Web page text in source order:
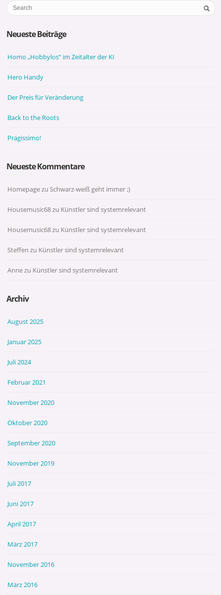
Neueste Beiträge
Homo „Hobbylos“ im Zeitalter der KI
Hero Handy
Der Preis für Veränderung
Back to the Roots
Pragissimo!
Neueste Kommentare
HomepagezuSchwarz-weiß geht immer ;)
Housemusic68zu Künstler sind systemrelevant
Housemusic68zu Künstler sind systemrelevant
Steffen zu Künstler sind systemrelevant
Annezu Künstler sind systemrelevant
Archiv
August 2025
Januar 2025
Juli 2024
Februar 2021
November 2020
Oktober 2020
September 2020
November 2019
Juli 2017
Juni 2017
April 2017
März 2017
November 2016
März 2016